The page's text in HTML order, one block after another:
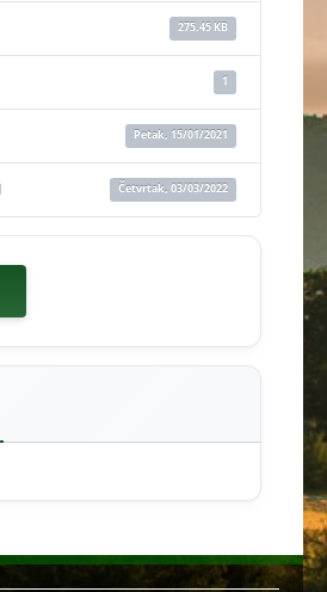
275.45 KB
1
Petak, 15/01/2021
Četvrtak, 03/03/2022